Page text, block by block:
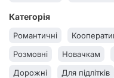
Жанр розмовні
Жанр психологічні
Жанр постапокаліпсис
Жанр навчальні
Жанр
Категорія
Романтичні
Розмовні
Новачкам
Дорожні
Для підлітків